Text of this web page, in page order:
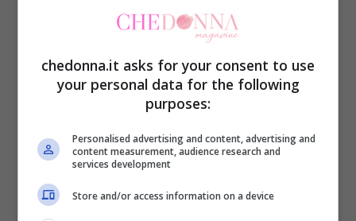
sfumate, con glitter, rosa, oro,
chedonna.it asks for your consent to use
your personal data for the following
purposes:
Personalised advertising and content, advertising and
content measurement, audience research and
services development
Store and/or access information on a device